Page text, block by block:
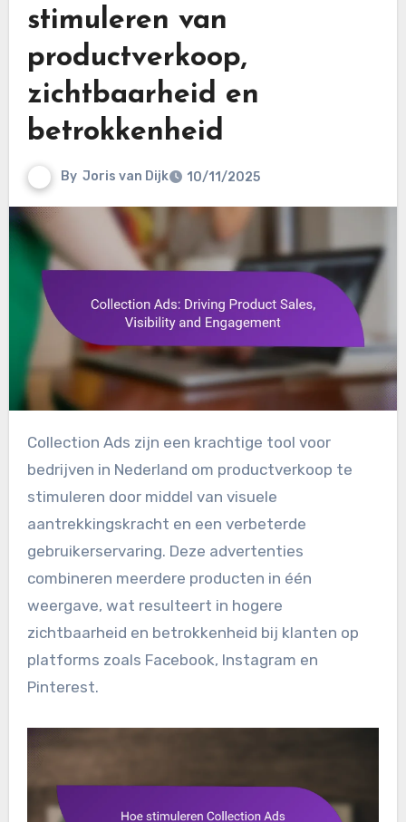
stimuleren van
productverkoop,
zichtbaarheid en
betrokkenheid
By Joris van Dijk 10/11/2025
Collection Ads zijn een krachtige tool voor
bedrijven in Nederland om productverkoop te
stimuleren door middel van visuele
aantrekkingskracht en een verbeterde
gebruikerservaring. Deze advertenties
combineren meerdere producten in één
weergave, wat resulteert in hogere
zichtbaarheid en betrokkenheid bij klanten op
platforms zoals Facebook, Instagram en
Pinterest.